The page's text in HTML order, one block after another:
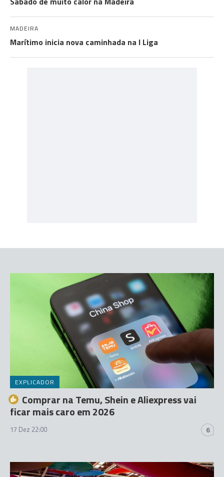
MADEIRA
Marítimo inicia nova caminhada na I Liga
EXPLICADOR
Comprar na Temu, Shein e Aliexpress vai
ficar mais caro em 2026
17 Dez 22:00 6